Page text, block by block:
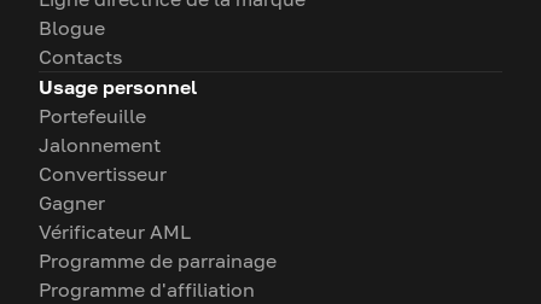
Blogue
Contacts
Usage personnel
Portefeuille
Jalonnement
Convertisseur
Gagner
Vérificateur AML
Programme de parrainage
Programme d'affiliation